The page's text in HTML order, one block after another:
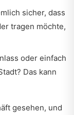
sicher, dass
tragen möchte,
oder einfach
Das kann
gesehen, und